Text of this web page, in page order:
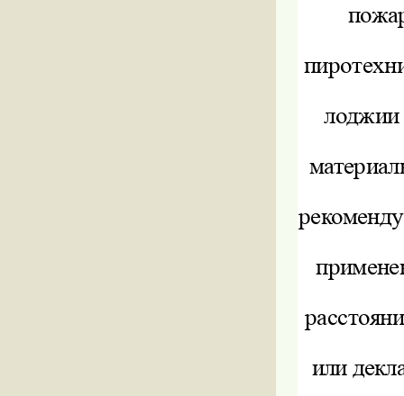
лоджии
или